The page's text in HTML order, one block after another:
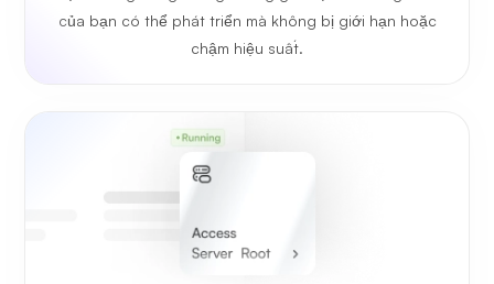
của bạn có thể phát triển mà không bị giới hạn hoặc
chậm hiệu suất.